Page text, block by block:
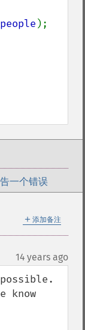
一个错误
＋ 添加备注
14 years ago
know